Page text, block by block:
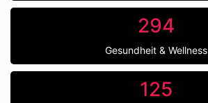
294
Gesundheit & Wellness
125